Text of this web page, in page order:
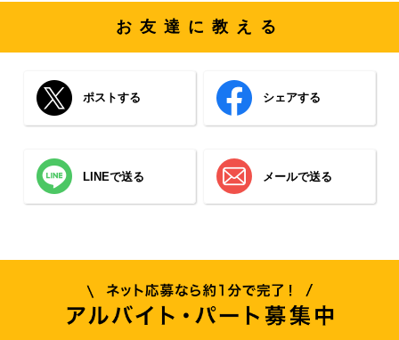
お友達に教える
ポストする シェアする
LINEで送る メールで送る